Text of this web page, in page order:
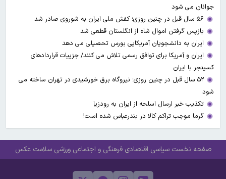
جوانان می شود
۵۶ سال قبل در چنین روزی؛ کفش ملی ایران به شوروی صادر شد
بازپس گرفتن اموال شاه از انگلستان قطعی شد
ایران به دانشجویان آمریکایی بورس تحصیلی می دهد
ایران و آمریکا برای توافق رسمی تلاش می کنند/ جزییات قراردادهای
کسینجر با ایران
۵۲ سال قبل در چنین روزی؛ نیروگاه برق خورشیدی در تهران ساخته می
شود
تکذیب خبر ارسال اسلحه از ایران به رودزیا
گرما موجب تراکم کالا در بندرعباس شده است!
صفحه نخست سیاسی اقتصادی فرهنگی و اجتماعی ورزشی سلامت عکس